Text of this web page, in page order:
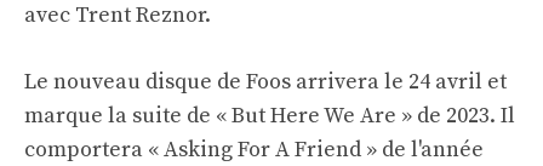
avec Trent Reznor.
Le nouveau disque de Foos arrivera le 24 avril et
marque la suite de « But Here We Are » de 2023. Il
comportera « Asking For A Friend » de l'année